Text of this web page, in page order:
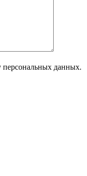
персональных данных.